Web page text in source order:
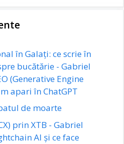
în Galați: ce scrie în
bucătărie - Gabriel
(Generative Engine
apari în ChatGPT
de moarte
prin XTB - Gabriel
AI și ce face